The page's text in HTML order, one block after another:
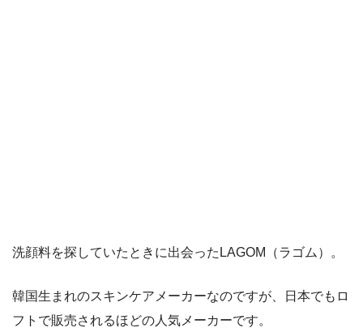
洗顔料を探していたときに出会ったLAGOM（ラゴム）。
韓国生まれのスキンケアメーカーなのですが、日本でもロ
フトで販売されるほどの人気メーカーです。